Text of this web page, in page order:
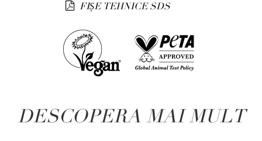
FIȘE TEHNICE SDS
DESCOPERA MAI MULT